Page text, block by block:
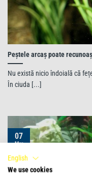
Peștele arcaș poate
Nu există nicio îndoială că
În ciuda [...]
07
Mar
English
We use cookies